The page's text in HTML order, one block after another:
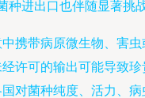
进出口也伴随显著挑
携带病原微生物、害
经许可的输出可能导致
国对菌种纯度、活力、